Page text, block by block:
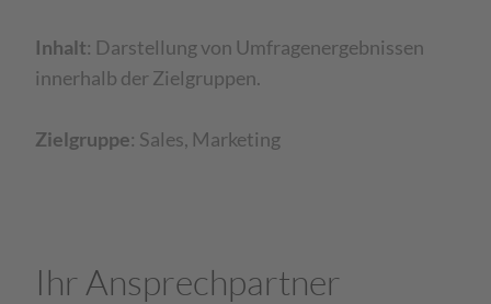
Inhalt: Darstellung von Umfragenergebnissen
innerhalb der Zielgruppen.​
Zielgruppe: Sales, Marketing
Ihr Ansprechpartner